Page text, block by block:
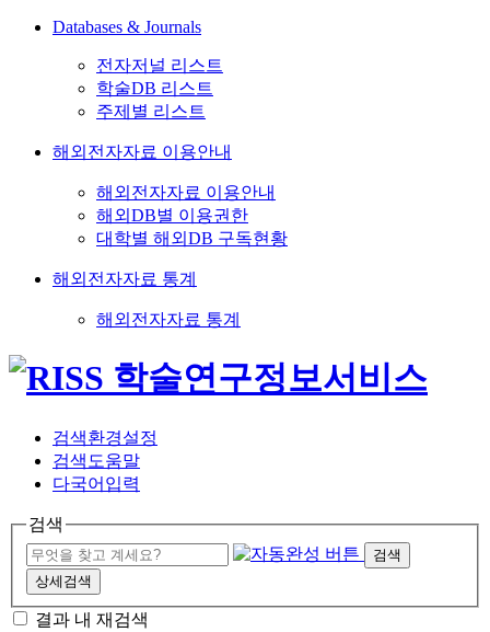
Databases & Journals
전자저널 리스트
학술DB 리스트
주제별 리스트
해외전자자료 이용안내
해외전자자료 이용안내
해외DB별 이용권한
대학별 해외DB 구독현황
해외전자자료 통계
해외전자자료 통계
검색환경설정
검색도움말
다국어입력
검색
검색
상세검색
결과 내 재검색